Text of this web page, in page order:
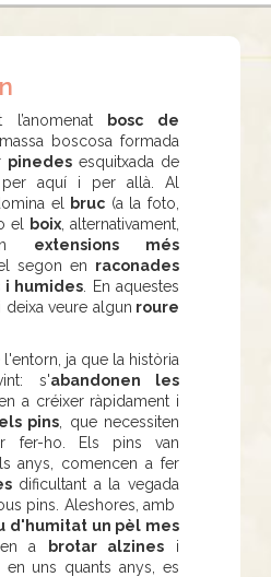
l’anomenat
bosc de
massa boscosa formada
pinedesesquitxada de
per aquí i per allà. Al
el bruc(a la foto,
el
boix , alternativament,
extensions més
segon en raconades
i humides . En aquestes
deixa veure algun roure
ja que la història
s'abandonen les
a créixer ràpidament i
els pins , que necessiten
fer-ho. Els pins van
anys, comencen a fer
dificultant a la vegada
pins. Aleshores, amb
d'humitat un pèl mes
a brotar alzines i
uns quants anys, es